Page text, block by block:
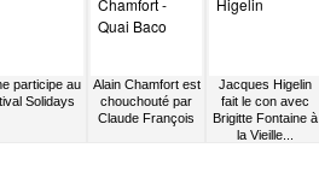
participe au
Solidays
Alain Chamfort est
chouchouté par
Claude François
Jacques Higelin
fait le con avec
Brigitte Fontaine à
la Vieille...